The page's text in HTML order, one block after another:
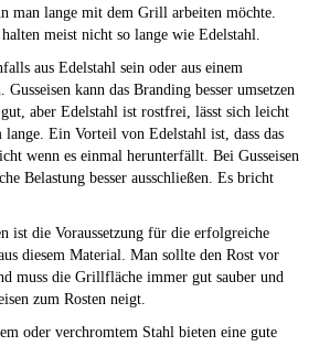
man lange mit dem Grill arbeiten möchte.
meist nicht so lange wie Edelstahl.
aus Edelstahl sein oder aus einem
Gusseisen kann das Branding besser umsetzen
aber Edelstahl ist rostfrei, lässt sich leicht
lange. Ein Vorteil von Edelstahl ist, dass das
wenn es einmal herunterfällt. Bei Gusseisen
Belastung besser ausschließen. Es bricht
ist die Voraussetzung für die erfolgreiche
diesem Material. Man sollte den Rost vor
muss die Grillfläche immer gut sauber und
zum Rosten neigt.
oder verchromtem Stahl bieten eine gute